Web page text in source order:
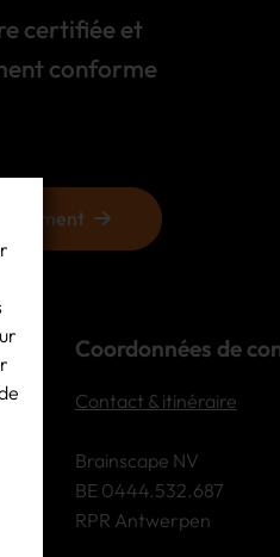
certifiée et
conforme
Coordonnées de
Contact & itinéraire
Brainscape NV
BE 0444.532.687
RPR Antwerpen